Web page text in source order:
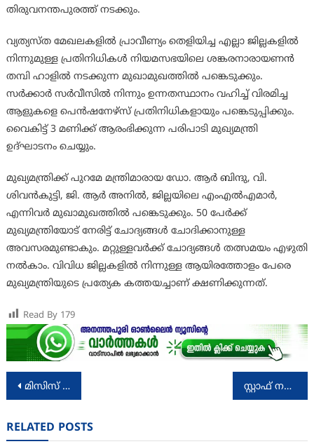
തിരുവനന്തപുരത്ത് നടക്കും.
വ്യത്യസ്ത മേഖലകളില്‍ പ്രാവീണ്യം തെളിയിച്ച എല്ലാ ജില്ലകളില്‍
നിന്നുമുള്ള പ്രതിനിധികള്‍ നിയമസഭയിലെ ശങ്കരനാരായണന്‍
തമ്പി ഹാളില്‍ നടക്കുന്ന മുഖാമുഖത്തില്‍ പങ്കെടുക്കും.
സര്‍ക്കാര്‍ സര്‍വീസില്‍ നിന്നും ഉന്നതസ്ഥാനം വഹിച്ച് വിരമിച്ച
ആളുകളെ പെന്‍ഷനേഴ്‌സ് പ്രതിനിധികളായും പങ്കെടുപ്പിക്കും.
വൈകിട്ട് 3 മണിക്ക് ആരംഭിക്കുന്ന പരിപാടി മുഖ്യമന്ത്രി
ഉദ്ഘാടനം ചെയ്യും.
മുഖ്യമന്ത്രിക്ക് പുറമേ മന്ത്രിമാരായ ഡോ. ആര്‍ ബിന്ദു, വി.
ശിവന്‍കുട്ടി, ജി. ആര്‍ അനില്‍, ജില്ലയിലെ എംഎല്‍എമാര്‍,
എന്നിവര്‍ മുഖാമുഖത്തില്‍ പങ്കെടുക്കും. 50 പേര്‍ക്ക്
മുഖ്യമന്ത്രിയോട് നേരിട്ട് ചോദ്യങ്ങള്‍ ചോദിക്കാനുള്ള
അവസരമുണ്ടാകും. മറ്റുള്ളവര്‍ക്ക് ചോദ്യങ്ങള്‍ തത്സമയം എഴുതി
നല്‍കാം. വിവിധ ജില്ലകളില്‍ നിന്നുള്ള ആയിരത്തോളം പേരെ
മുഖ്യമന്ത്രിയുടെ പ്രത്യേക കത്തയച്ചാണ് ക്ഷണിക്കുന്നത്.
Read By 179
Post
മിസിസ് ഇന്ത്യ: അവസാന റൗണ്ടില്‍ ഇടംനേടി കൊച്ചി സ്വദേശി നിമ്മി സ്റ്റാഫ് നഴ്സ്, ഡയാലിസിസ് ടെക്നീഷ്യന്‍ അഭിമുഖം
RELATED POSTS